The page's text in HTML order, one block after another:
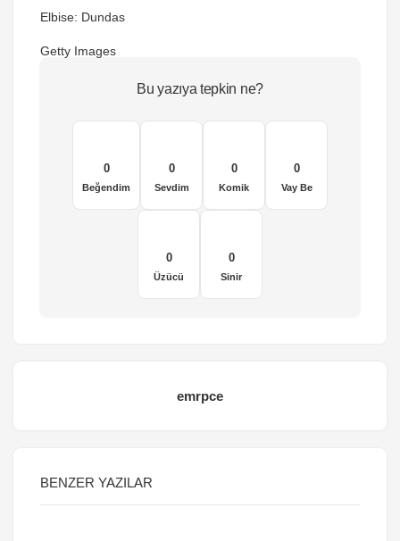
Elbise: Dundas
Getty Images
Bu yazıya tepkin ne?
0
Beğendim
0
Sevdim
0
Komik
0
Vay Be
0
Üzücü
0
Sinir
emrpce
BENZER YAZILAR